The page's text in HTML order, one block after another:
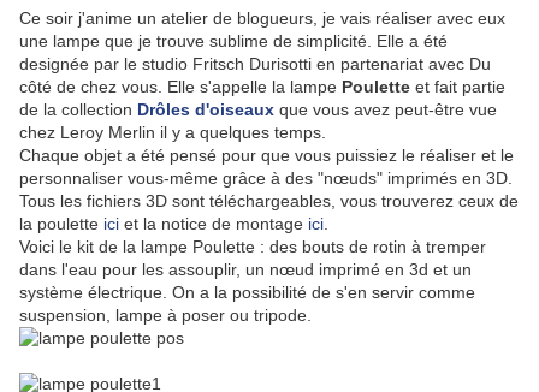
Ce soir j'anime un atelier de blogueurs, je vais réaliser avec eux
une lampe que je trouve sublime de simplicité. Elle a été
designée par le studio Fritsch Durisotti en partenariat avec Du
côté de chez vous. Elle s'appelle la lampe Poulette et fait partie
de la collection Drôles d'oiseaux que vous avez peut-être vue
chez Leroy Merlin il y a quelques temps.
Chaque objet a été pensé pour que vous puissiez le réaliser et le
personnaliser vous-même grâce à des "nœuds" imprimés en 3D.
Tous les fichiers 3D sont téléchargeables, vous trouverez ceux de
la poulette ici et la notice de montage ici
Voici le kit de la lampe Poulette : des bouts de rotin à tremper
dans l'eau pour les assouplir, un nœud imprimé en 3d et un
système électrique. On a la possibilité de s'en servir comme
suspension, lampe à poser ou tripode.